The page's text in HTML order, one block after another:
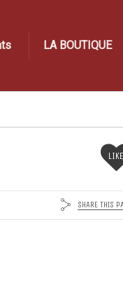
LA BOUTIQUE
LIKE
SHARE THIS